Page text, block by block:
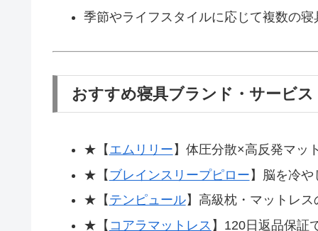
季節やライフスタイルに応じて複数の寝
おすすめ寝具ブランド・サービス
★【 エムリリー 】体圧分散×高反発マッ
★【 ブレインスリープピロー 】脳を冷
★【 テンピュール】高級枕・マットレス
★【 コアラマットレス 】120日返品保証